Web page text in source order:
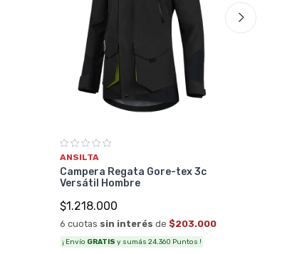
ANSILTA
Campera Regata Gore-tex 3c
Versátil Hombre
$1.218.000
6 cuotas sin interés de $203.000
¡ Envío GRATIS y sumás 24.360 Puntos !